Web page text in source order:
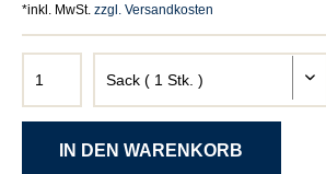
*inkl. MwSt. zzgl. Versandkosten